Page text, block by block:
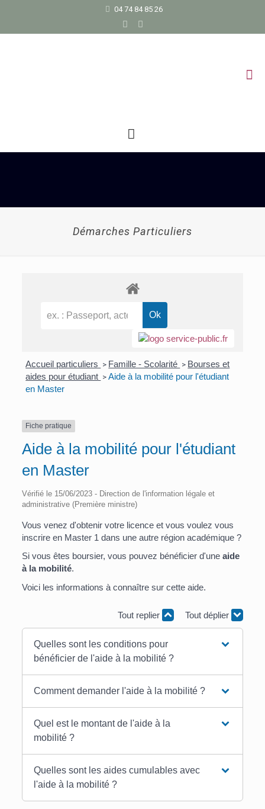
04 74 84 85 26
Démarches Particuliers
Accueil particuliers > Famille - Scolarité > Bourses et
aides pour étudiant > Aide à la mobilité pour l'étudiant
en Master
Fiche pratique
Aide à la mobilité pour l'étudiant
en Master
Vérifié le 15/06/2023 - Direction de l'information légale et
administrative (Première ministre)
Vous venez d'obtenir votre licence et vous voulez vous
inscrire en Master 1 dans une autre région académique ?
Si vous êtes boursier, vous pouvez bénéficier d'une aide
à la mobilité.
Voici les informations à connaître sur cette aide.
Tout replier Tout déplier
Quelles sont les conditions pour
bénéficier de l'aide à la mobilité ?
Comment demander l'aide à la mobilité ?
Quel est le montant de l'aide à la
mobilité ?
Quelles sont les aides cumulables avec
l'aide à la mobilité ?